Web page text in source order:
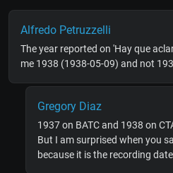
Alfredo Petruzzelli
The year reported on 'Hay que
me 1938 (1938-05-09) and not
Gregory Diaz
1937 on BATC and 1938 on
But I am surprised when you
because it is the recording